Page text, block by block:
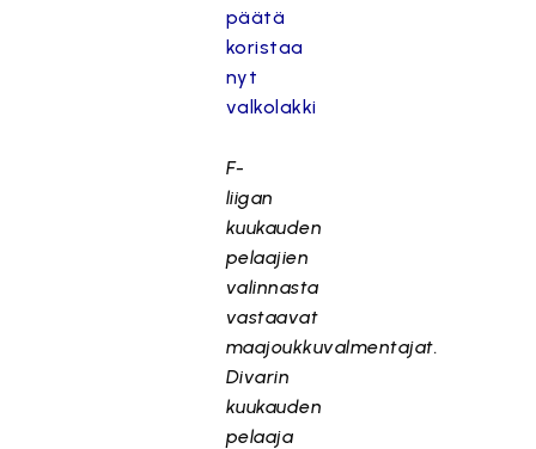
päätä
koristaa
nyt
valkolakki
F-
liigan
kuukauden
pelaajien
valinnasta
vastaavat
maajoukkuvalmentajat.
Divarin
kuukauden
pelaaja